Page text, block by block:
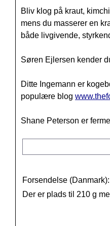
Bliv klog på kraut,
mens du masserer en
både livgivende,
Søren Ejlersen kender
Ditte Ingemann er
populære blog
Shane Peterson er
Forsendelse
Der er plads til 210 g